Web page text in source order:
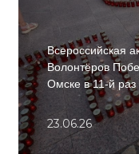
Всероссийская
Волонтёров
Омске в 11-й раз
23.06.26